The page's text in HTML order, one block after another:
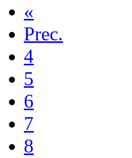
«
Prec.
4
5
6
7
8